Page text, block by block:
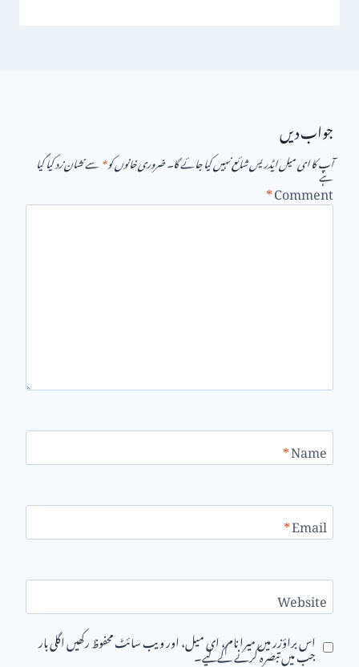
جواب دیں
آپ کا ای میل ایڈریس شائع نہیں کیا جائے گا۔ضروری خانوں کو*سے نشان زد کیا گیا ہے
Comment
*
Name
*
Email
*
Website
اس براؤزر میں میرا نام، ای میل، اور ویب سائٹ محفوظ رکھیں اگلی بار
جب میں تبصرہ کرنے کےلیے۔